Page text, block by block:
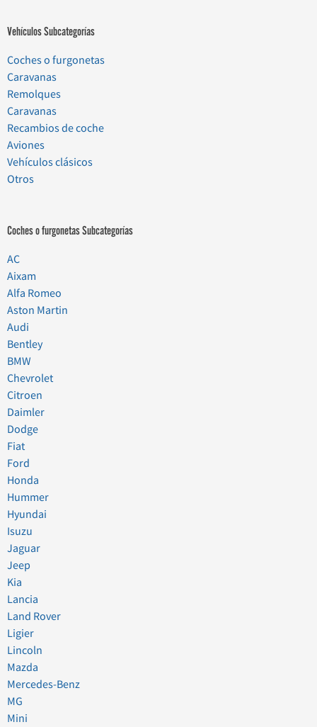
Vehículos Subcategorías
Coches o furgonetas
Caravanas
Remolques
Caravanas
Recambios de coche
Aviones
Vehículos clásicos
Otros
Coches o furgonetas Subcategorías
AC
Aixam
Alfa Romeo
Aston Martin
Audi
Bentley
BMW
Chevrolet
Citroen
Daimler
Dodge
Fiat
Ford
Honda
Hummer
Hyundai
Isuzu
Jaguar
Jeep
Kia
Lancia
Land Rover
Ligier
Lincoln
Mazda
Mercedes-Benz
MG
Mini